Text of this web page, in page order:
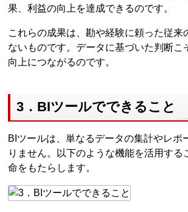
果、利益の向上を達成できるのです。
これらの成果は、勘や経験に頼った従来
ないものです。データに基づいた判断こ
向上につながるのです。
3．BIツールでできること
BIツールは、単なるデータの集計やレポ
りません。以下のような機能を活用する
命をもたらします。